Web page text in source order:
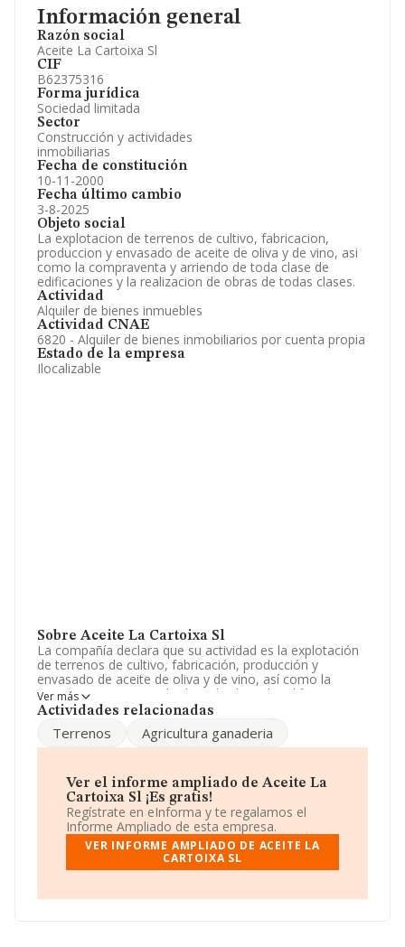
Información general
Razón social
Aceite La Cartoixa Sl
CIF
B62375316
Forma jurídica
Sociedad limitada
Sector
Construcción y actividades
inmobiliarias
Fecha de constitución
10-11-2000
Fecha último cambio
3-8-2025
Objeto social
La explotacion de terrenos de cultivo, fabricacion,
produccion y envasado de aceite de oliva y de vino, asi
como la compraventa y arriendo de toda clase de
edificaciones y la realizacion de obras de todas clases.
Actividad
Alquiler de bienes inmuebles
Actividad CNAE
6820 - Alquiler de bienes inmobiliarios por cuenta propia
Estado de la empresa
Ilocalizable
Sobre Aceite La Cartoixa Sl
La compañía declara que su actividad es la explotación
de terrenos de cultivo, fabricación, producción y
envasado de aceite de oliva y de vino, así como la
compraventa y arriendo de toda clase de edificaciones y
la realización de obras de todas clases. La empresa es
bienes inmobiliarios por cuenta propia' con código 6820.
No realiza actividad de importación y/o exportación.
Su email es jesquerdo@ediprosa.com
La empresa españolaAceite La Cartoixa S.L
B62375316, tiene domicilio fiscal en Calle Mestre
Nicolau núm. 8 Piso 5 Pta. 2, (08021), Barcelona,
Cataluña.
sobre 132.555 compañías, en el ámbito nacional la
Ver más
Actividades relacionadas
Terrenos Agricultura ganaderia
Ver el informe ampliado de Aceite La
Cartoixa Sl ¡Es gratis!
Regístrate en eInforma y te regalamos el
Informe Ampliado de esta empresa.
VER INFORME AMPLIADO DE ACEITE LA
CARTOIXA SL
Información oficial y registral complementaria.